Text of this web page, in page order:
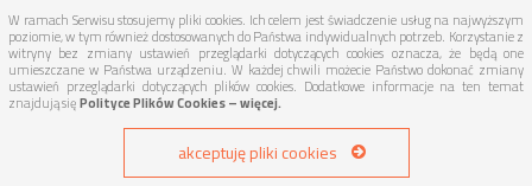
W ramach Serwisu stosujemy pliki cookies. Ich celem jest świadczenie usług na najwyższym
poziomie, w tym również dostosowanych do Państwa indywidualnych potrzeb. Korzystanie z
witryny bez zmiany ustawień przeglądarki dotyczących cookies oznacza, że będą one
umieszczane w Państwa urządzeniu. W każdej chwili możecie Państwo dokonać zmiany
ustawień przeglądarki dotyczących plików cookies. Dodatkowe informacje na ten temat
znajdują sięPolityce Plików Cookies – więcej.
akceptuję pliki cookies